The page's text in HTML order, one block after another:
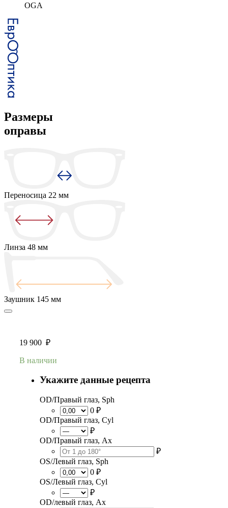
OGA
Размеры
оправы
Переносица 22 мм
Линза 48 мм
Заушник 145 мм
19 900 ₽
В наличии
Укажите данные рецепта
OD/Правый глаз, Sph
0 ₽
OD/Правый глаз, Cyl
₽
OD/Правый глаз, Ax
₽
OS/Левый глаз, Sph
0 ₽
OS/Левый глаз, Cyl
₽
OD/левый глаз, Ax